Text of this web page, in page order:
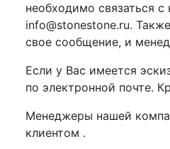
необходимо связаться
info@stonestone.ru.
свое сообщение, и
Если у Вас имеется
по электронной почте.
Менеджеры нашей
клиентом .